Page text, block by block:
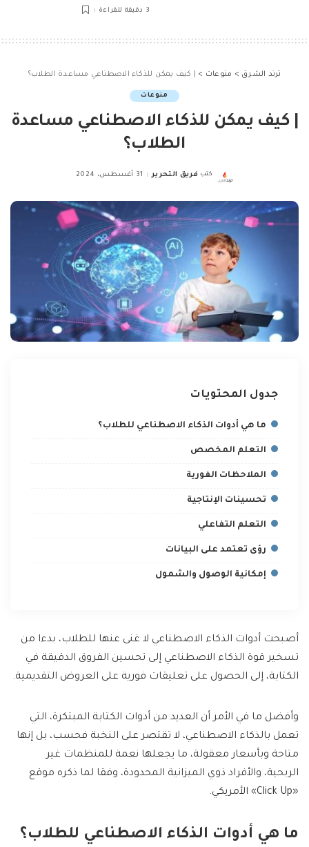
3 دقيقة للقراءة
ترند الشرق > منوعات > | كيف يمكن للذكاء الاصطناعي مساعدة الطلاب؟
منوعات
| كيف يمكن للذكاء الاصطناعي مساعدة
الطلاب؟
Posted
كتب فريق التحرير 31 أغسطس، 2024
جدول المحتويات
ما هي أدوات الذكاء الاصطناعي للطلاب؟
التعلم المخصص
الملاحظات الفورية
تحسينات الإنتاجية
التعلم التفاعلي
رؤى تعتمد على البيانات
إمكانية الوصول والشمول
أصبحت أدوات الذكاء الاصطناعي لا غنى عنها للطلاب، بدءا من
تسخير قوة الذكاء الاصطناعي إلى تحسين الفروق الدقيقة في
الكتابة، إلى الحصول على تعليقات فورية على العروض التقديمية.
وأفضل ما في الأمر أن العديد من أدوات الكتابة المبتكرة، التي
تعمل بالذكاء الاصطناعي، لا تقتصر على النخبة فحسب، بل إنها
متاحة وبأسعار معقولة، ما يجعلها نعمة للمنظمات غير
الربحية، والأفراد ذوي الميزانية المحدودة، وفقا لما ذكره موقع
«Click Up» الأمريكي.
ما هي أدوات الذكاء الاصطناعي للطلاب؟